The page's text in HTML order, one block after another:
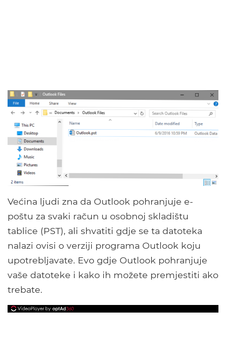
Većina ljudi zna da Outlook pohranjuje e-
poštu za svaki račun u osobnoj skladištu
tablice (PST), ali shvatiti gdje se ta datoteka
nalazi ovisi o verziji programa Outlook koju
upotrebljavate. Evo gdje Outlook pohranjuje
vaše datoteke i kako ih možete premjestiti ako
trebate.